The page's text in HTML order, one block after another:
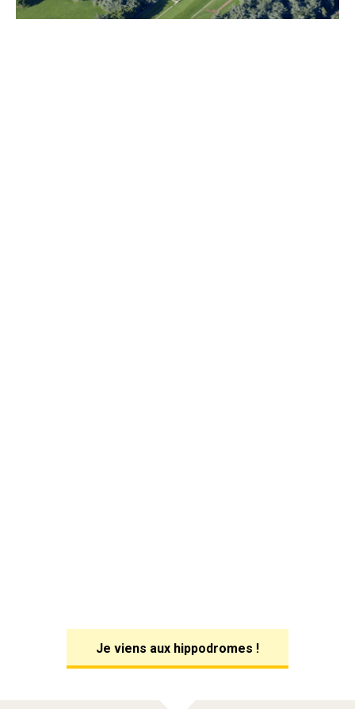
Je viens aux hippodromes !